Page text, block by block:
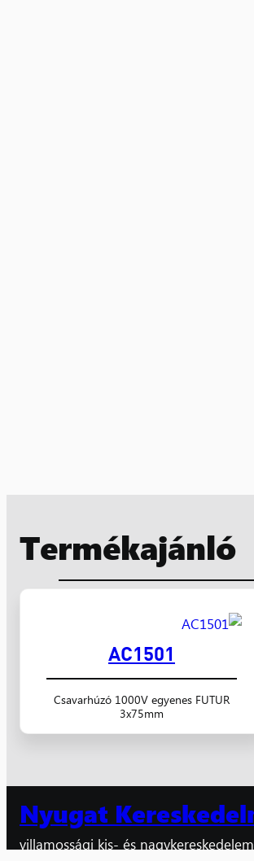
Termékajánló
AC1501
Csavarhúzó 1000V egyenes FUTUR
3x75mm
Nyugat
villamossági kis- és